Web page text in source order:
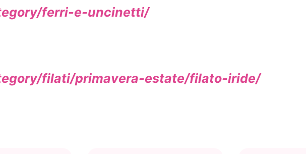
ferri-e-uncinetti/
filati/primavera-estate/filato-iride/